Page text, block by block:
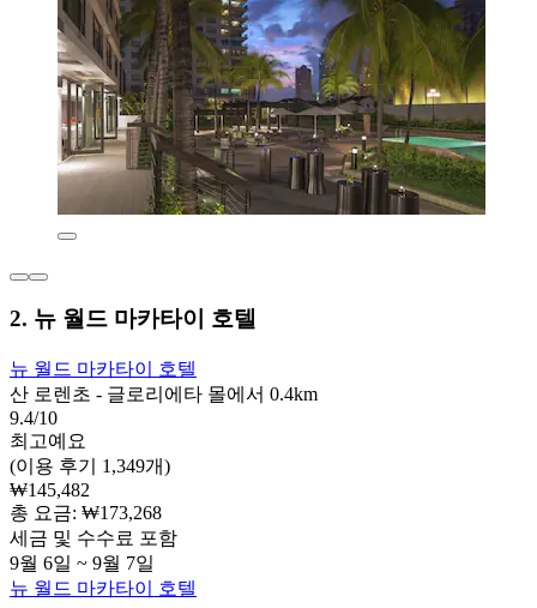
2. 뉴 월드 마카타이 호텔
뉴 월드 마카타이 호텔
산 로렌초 - 글로리에타 몰에서 0.4km
9.4/10
최고예요
(이용 후기 1,349개)
₩145,482
총 요금: ₩173,268
세금 및 수수료 포함
9월 6일 ~ 9월 7일
뉴 월드 마카타이 호텔